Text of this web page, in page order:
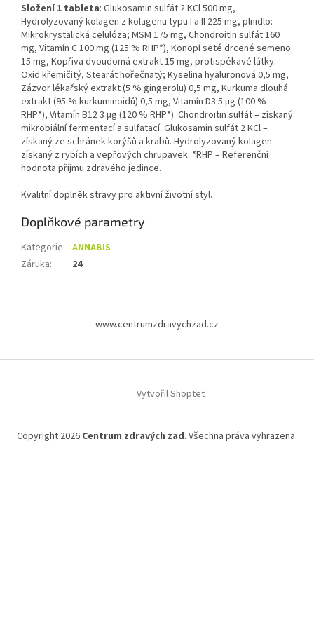
Složení 1 tableta: Glukosamin sulfát 2 KCl 500 mg,
Hydrolyzovaný kolagen z kolagenu typu I a II 225 mg, plnidlo:
Mikrokrystalická celulóza; MSM 175 mg, Chondroitin sulfát 160
mg, Vitamín C 100 mg (125 % RHP*), Konopí seté drcené semeno
15 mg, Kopřiva dvoudomá extrakt 15 mg, protispékavé látky:
Oxid křemičitý, Stearát hořečnatý; Kyselina hyaluronová 0,5 mg,
Zázvor lékařský extrakt (5 % gingerolu) 0,5 mg, Kurkuma dlouhá
extrakt (95 % kurkuminoidů) 0,5 mg, Vitamín D3 5 µg (100 %
RHP*), Vitamín B12 3 µg (120 % RHP*). Chondroitin sulfát – získaný
mikrobiální fermentací a sulfatací. Glukosamin sulfát 2 KCl –
získaný ze schránek korýšů a krabů. Hydrolyzovaný kolagen –
získaný z rybích a vepřových chrupavek. *RHP – Referenční
hodnota příjmu zdravého jedince.
Kvalitní doplněk stravy pro aktivní životní styl.
Doplňkové parametry
Kategorie: ANNABIS
Záruka: 24
www.centrumzdravychzad.cz
Vytvořil Shoptet
Copyright 2026 Centrum zdravých zad. Všechna práva vyhrazena.